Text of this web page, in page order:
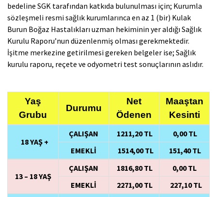
bedeline SGK tarafından katkıda bulunulması için; Kurumla
sözleşmeli resmi sağlık kurumlarınca en az 1 (bir) Kulak
Burun Boğaz Hastalıkları uzman hekiminin yer aldığı Sağlık
Kurulu Raporu’nun düzenlenmiş olması gerekmektedir.
İşitme merkezine getirilmesi gereken belgeler ise; Sağlık
kurulu raporu, reçete ve odyometri test sonuçlarının aslıdır.
Yaş
Grubu
Durumu
Net
Ödenen
Maaştan
Kesinti
18 YAŞ +
ÇALIŞAN 1211,20 TL
0,00 TL
EMEKLİ
1514,00 TL 151,40 TL
13 – 18 YAŞ
ÇALIŞAN 1816,80 TL
0,00 TL
EMEKLİ
2271,00 TL 227,10 TL